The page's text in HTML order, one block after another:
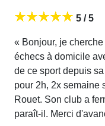
5 / 5
« Bonjour, je
échecs à domicile
de ce sport depuis
pour 2h, 2x semaine
Rouet. Son club a
paraît-il. Merci